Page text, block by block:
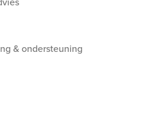
& ondersteuning